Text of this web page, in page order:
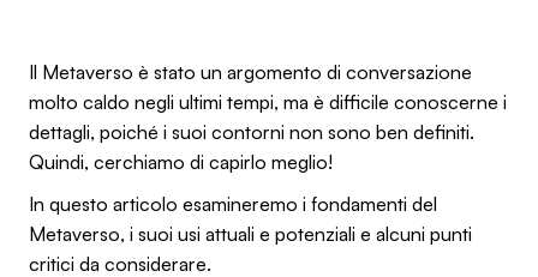
Il Metaverso è stato un argomento di conversazione
molto caldo negli ultimi tempi, ma è difficile conoscerne i
dettagli, poiché i suoi contorni non sono ben definiti.
Quindi, cerchiamo di capirlo meglio!
In questo articolo esamineremo i fondamenti del
Metaverso, i suoi usi attuali e potenziali e alcuni punti
critici da considerare.